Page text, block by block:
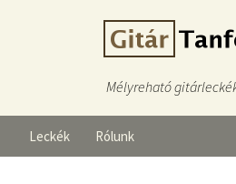
Mélyreható
Leckék Rólunk